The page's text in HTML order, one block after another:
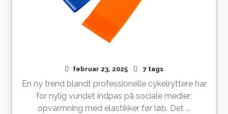
februar 23, 2025 7 tags
En ny trend blandt professionelle cykelryttere har
for nylig vundet indpas på sociale medier:
opvarmning med elastikker før løb. Det ...